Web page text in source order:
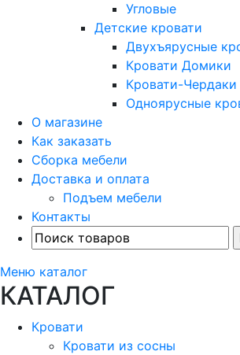
Угловые
Детские кровати
Двухъярусные
Кровати Домики
Кровати-Чердаки
Одноярусные
О магазине
Как заказать
Сборка мебели
Доставка и оплата
Подъем мебели
Контакты
Меню каталог
КАТАЛОГ
Кровати
Кровати из сосны